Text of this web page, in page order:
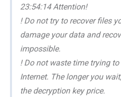
23:54:14 Attention!
! Do not try to recover files
damage your data and
impossible.
! Do not waste time trying
Internet. The longer you
the decryption key price.